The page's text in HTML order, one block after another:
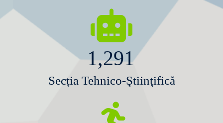
1,291
Secția Tehnico-Ştiinţifică